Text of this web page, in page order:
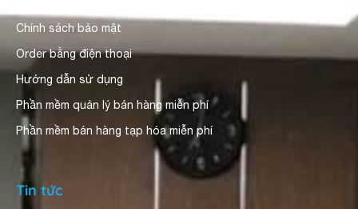
Chính sách bảo mật
Order bằng điện thoại
Hướng dẫn sử dụng
Phần mềm quản lý bán hàng miễn phí
Phần mềm bán hàng tạp hóa miễn phí
Tin tức